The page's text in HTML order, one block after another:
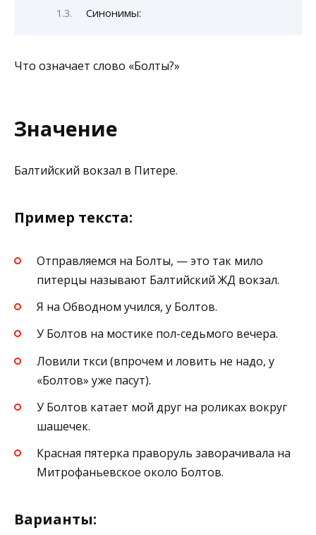
Синонимы:
Что означает слово «Болты?»
Значение
Балтийский вокзал в Питере.
Пример текста:
Отправляемся на Болты, — это так мило
питерцы называют Балтийский ЖД вокзал.
Я на Обводном учился, у Болтов.
У Болтов на мостике пол-седьмого вечера.
Ловили ткси (впрочем и ловить не надо, у
«Болтов» уже пасут).
У Болтов катает мой друг на роликах вокруг
шашечек.
Красная пятерка праворуль заворачивала на
Митрофаньевское около Болтов.
Варианты: